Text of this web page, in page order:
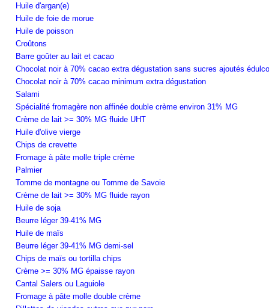
Huile d'argan(e)
Huile de foie de morue
Huile de poisson
Croûtons
Barre goûter au lait et cacao
Chocolat noir à 70% cacao extra dégustation sans sucres ajoutés
Chocolat noir à 70% cacao minimum extra dégustation
Salami
Spécialité fromagère non affinée double crème environ 31% MG
Crème de lait >= 30% MG fluide UHT
Huile d'olive vierge
Chips de crevette
Fromage à pâte molle triple crème
Palmier
Tomme de montagne ou Tomme de Savoie
Crème de lait >= 30% MG fluide rayon
Huile de soja
Beurre léger 39-41% MG
Huile de maïs
Beurre léger 39-41% MG demi-sel
Chips de maïs ou tortilla chips
Crème >= 30% MG épaisse rayon
Cantal Salers ou Laguiole
Fromage à pâte molle double crème